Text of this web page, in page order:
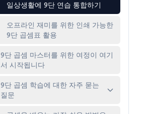
일상생활에 9단 연습 통합하기
오프라인 재미를 위한 인쇄 가능한
9단 곱셈표 활용
9단 곱셈 마스터를 위한 여정이 여기
서 시작됩니다
9단 곱셈 학습에 대한 자주 묻는
질문